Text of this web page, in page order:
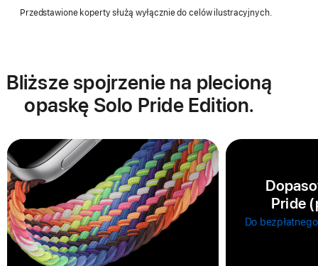
Przedstawione koperty służą wyłącznie do celów ilustracyjnych.
Bliższe spojrzenie na plecioną
opaskę Solo Pride Edition.
Pride
Do